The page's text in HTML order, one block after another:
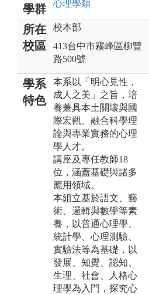
學群
心理學類
所在
校區
校本部
413台中市霧峰區柳豐
路500號
學系
特色
本系以「明心見性，
成人之美」之旨，培
養兼具本土關壞與國
際宏觀、融合科學理
論與專業實務的心理
學人才。
講座及專任教師18
位，涵蓋基礎與諸多
應用領域。
本組立基於語文、藝
術、邏輯與數學等素
養，以普通心理學、
統計學、心理測驗、
實驗法等為基礎，以
發展、知覺、認知、
生理、社會、人格心
理學為入門，探究心